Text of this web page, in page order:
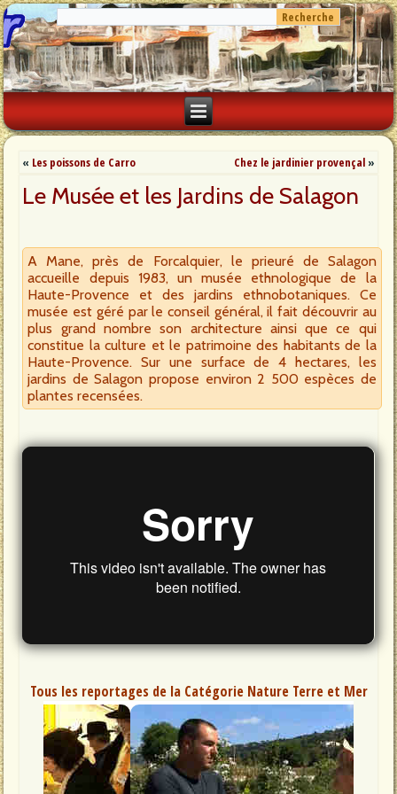
« Les poissons de Carro Chez le jardinier provençal»
Le Musée et les Jardins de Salagon
A Mane, près de Forcalquier, le prieuré de Salagon
accueille depuis 1983, un musée ethnologique de la
Haute-Provence et des jardins ethnobotaniques. Ce
musée est géré par le conseil général, il fait découvrir au
plus grand nombre son architecture ainsi que ce qui
constitue la culture et le patrimoine des habitants de la
Haute-Provence. Sur une surface de 4 hectares, les
jardins de Salagon propose environ 2 500 espèces de
plantes recensées.
Tous les reportages de la Catégorie Nature Terre et Mer